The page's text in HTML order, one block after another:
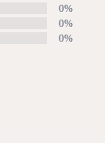
0%
0%
0%